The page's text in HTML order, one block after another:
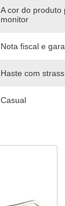
A cor do produto
monitor
Nota fiscal e
Haste com
Casual